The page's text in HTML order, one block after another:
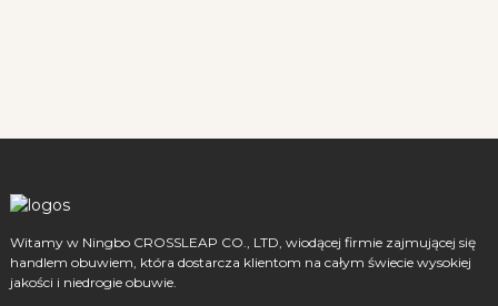
Witamy w Ningbo CROSSLEAP CO., LTD, wiodącej firmie zajmującej się
handlem obuwiem, która dostarcza klientom na całym świecie wysokiej
jakości i niedrogie obuwie.